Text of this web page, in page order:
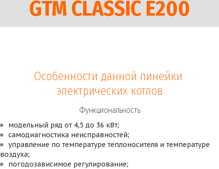
GTM CLASSIC E200
Особенности данной линейки
электрических котлов
Функциональность
модельный ряд от 4,5 до 36 кВт;
самодиагностика неисправностей;
управление по температуре теплоносителя и температуре
воздуха;
погодозависимое регулирование;